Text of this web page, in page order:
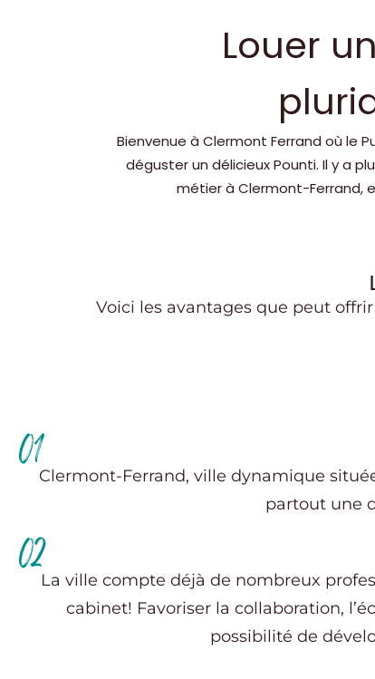
Louer
Bienvenue à Clermont Ferrand où le
déguster un délicieux Pounti. Il y a
métier à Clermont-Ferrand,
Voici les avantages que peut
01Clermont-Ferrand, ville dynamique
partout une
02La ville compte déjà de nombreux
cabinet! Favoriser la collaboration,
possibilité de